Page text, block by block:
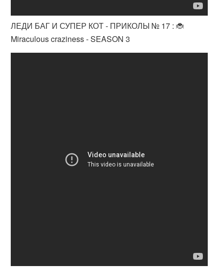
ЛЕДИ БАГ И СУПЕР КОТ - ПРИКОЛЫ № 17 : 🐞
Miraculous craziness - SEASON 3